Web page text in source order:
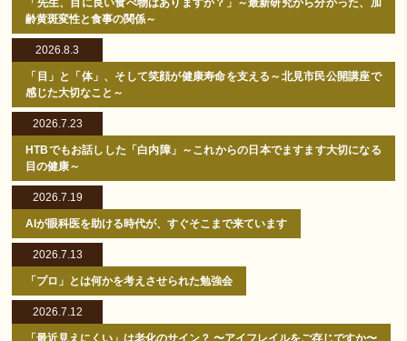
「先生、目に良い食べ物はありますか？」～最新研究から分かった、加
齢黄斑変性と食事の関係～
2026.8.3
「目」と「体」、そして笑顔が健康寿命を支える～北見市民公開講座で
感じた大切なこと～
2026.7.23
HTBでもお話しした「白内障」～これからの日本でますます大切になる
目の健康～
2026.7.19
AIが眼科医を助ける時代が、すぐそこまで来ています
2026.7.13
「プロ」とは何かを考えさせられた勉強会
2026.7.12
「最近見えにくい」は老化のサイン？ 〜アイフレイルをご存じですか〜